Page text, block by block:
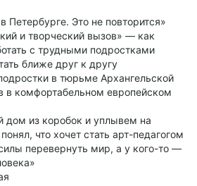
Петербурге. Это не повторится»
и творческий вызов» — как
с трудными подростками
ближе друг к другу
в тюрьме Архангельской
в комфортабельном европейском
дом из коробок и уплывем на
что хочет стать арт-педагогом
перевернуть мир, а у кого-то —